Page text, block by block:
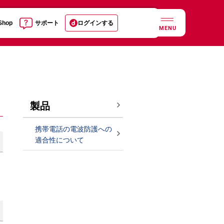
サポート ログインする
MENU
製品
携帯電話の電波防護への
適合性について